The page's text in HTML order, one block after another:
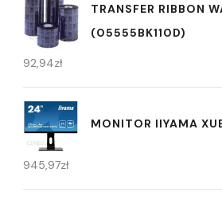
TRANSFER RIBBON
(05555BK110D)
92,94zł
MONITOR IIYAMA
945,97zł